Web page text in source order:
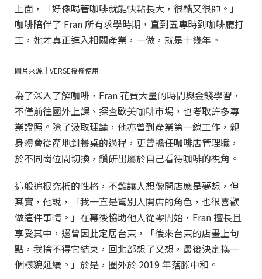
上面，「好像喝著咖啡就能快點長大，很酷又很帥。」
咖啡陪伴了 Fran 所有求學時期，直到五專時到咖啡廳打
工，她才真正進入相關產業，一做，就是十幾年。
圖片來源｜VERSE授權使用
為了深入了解咖啡，Fran 花費大量的時間與金錢學習，
不僅前往國外上課、探查歐美咖啡市場，也考取許多專
業證照。除了汲取理論，他亦曾到產業第一線工作，親
身體會從產地到餐桌的過程，更曾擔任咖啡店管理職，
於不同崗位間切換，鑽研出屬於自己看待咖啡的視角。
這般追根究柢的性格，不難讓人想像開店應是夢想，但
其實，他說，「我一直是幫別人開店的角色，也很喜歡
做這件事情。」在幕後協助他人從零開始，Fran 擅長且
享受其中，還曾因此定居台東，「後來台東的店畫上句
點，我捨不得它結束，回北部想了又想，最後決定換一
個樣貌延續。」於是，圈外於 2019 年落腳中和。